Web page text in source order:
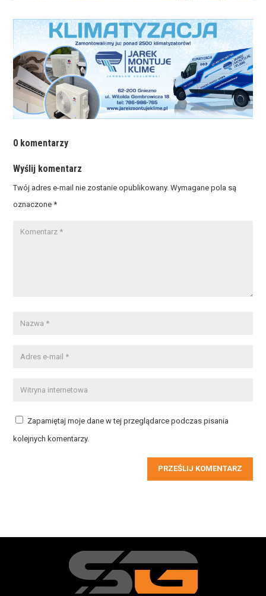
0 komentarzy
Wyślij komentarz
Twój adres e-mail nie zostanie opublikowany. Wymagane pola są
oznaczone*
Zapamiętaj moje dane w tej przeglądarce podczas pisania
kolejnych komentarzy.
PRZEŚLIJ KOMENTARZ